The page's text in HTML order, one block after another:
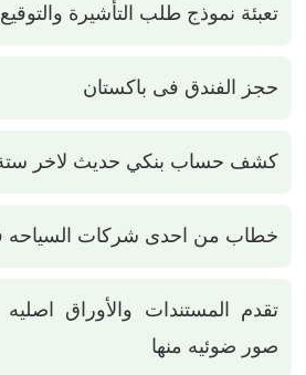
تعبئة نموذج طلب التأشيرة
حجز الفندق فى باكستان
كشف حساب بنكي حديث لاخر
خطاب من احدى شركات السياحه
تقدم المستندات والأوراق اصليه
صور ضوئيه منها